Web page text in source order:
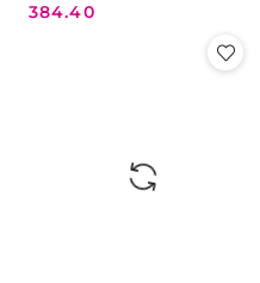
Cena:
384.40